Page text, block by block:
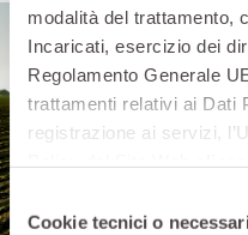
modalità del trattamento,
Incaricati, esercizio dei
Regolamento Generale
trattamenti relativi ai Dati
registrazione ai servizi,
specifiche per i servizi
Selezione
delCookie tecnici o necessari